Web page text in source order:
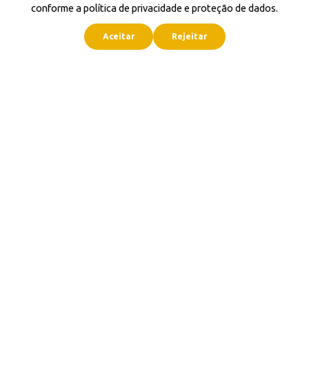
conforme a política de privacidade e proteção de dados.
Aceitar Rejeitar